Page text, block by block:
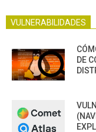
VULNERABILIDADES
DE